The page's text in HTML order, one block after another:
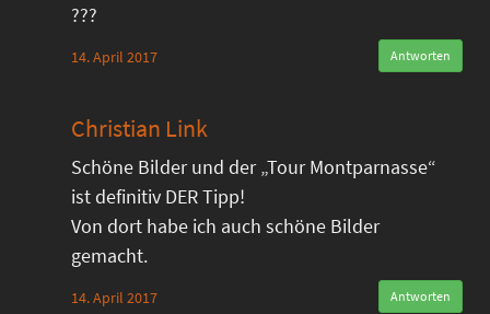
???
14. April 2017 Antworten
Christian Link
Schöne Bilder und der „Tour Montparnasse“
ist definitiv DER Tipp!
Von dort habe ich auch schöne Bilder
gemacht.
14. April 2017 Antworten